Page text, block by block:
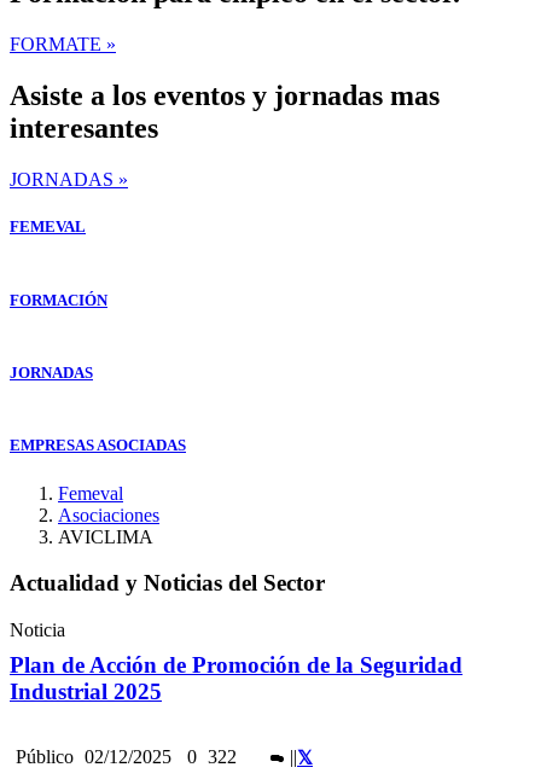
FORMATE »
Asiste a los eventos y jornadas mas
interesantes
JORNADAS »
FEMEVAL
FORMACIÓN
JORNADAS
EMPRESAS ASOCIADAS
Femeval
Asociaciones
AVICLIMA
Actualidad y Noticias del Sector
Noticia
Plan de Acción de Promoción de la Seguridad
Industrial 2025
Público 02/12/2025 0 322 ||